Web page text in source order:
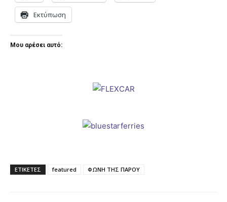
Εκτύπωση
Μου αρέσει αυτό:
ΕΤΙΚΕΤΕΣ featured ΦΩΝΗ ΤΗΣ ΠΑΡΟΥ